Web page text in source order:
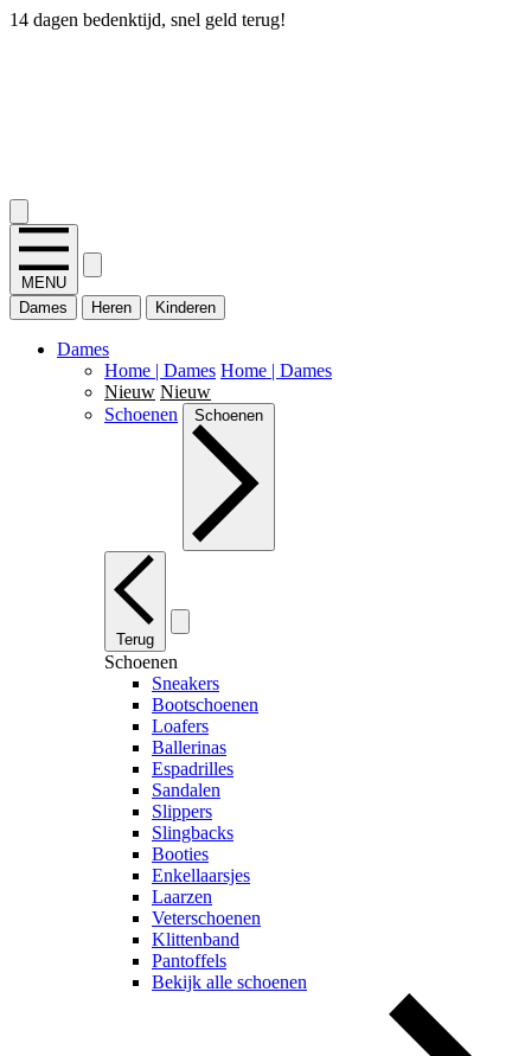
14 dagen bedenktijd, snel geld terug!
MENU
Dames
Heren Kinderen
Dames
Home | Dames Home | Dames
Nieuw Nieuw
Schoenen
Schoenen
Terug
Schoenen
Sneakers
Bootschoenen
Loafers
Ballerinas
Espadrilles
Sandalen
Slippers
Slingbacks
Booties
Enkellaarsjes
Laarzen
Veterschoenen
Klittenband
Pantoffels
Bekijk alle schoenen